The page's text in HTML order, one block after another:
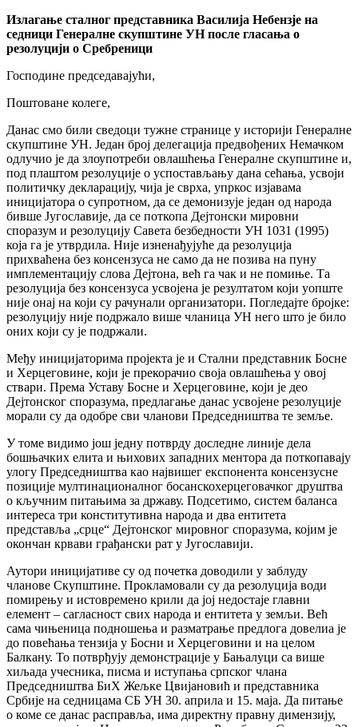
Излагање сталног представника Василија Небензје на
седници Генералне скупштине УН после гласања о
резолуцији о Сребреници
Господине председавајући,
Поштоване колеге,
Данас смо били сведоци тужне странице у историји Генералне
скупштине УН. Један број делегација предвођених Немачком
одлучио је да злоупотреби овлашћења Генералне скупштине и,
под плаштом резолуције о успостављању дана сећања, усвоји
политичку декларацију, чија је сврха, упркос изјавама
иницијатора о супротном, да се демонизује један од народа
бивше Југославије, да се поткопа Дејтонски мировни
споразум и резолуцију Савета безбедности УН 1031 (1995)
која га је утврдила. Није изненађујуће да резолуција
прихваћена без консензуса не само да не позива на пуну
имплементацију слова Дејтона, већ га чак и не помиње. Та
резолуција без консензуса усвојена је резултатом који уопште
није онај на који су рачунали организатори. Погледајте бројке:
резолуцију није подржало више чланица УН него што је било
оних који су је подржали.
Међу иницијаторима пројекта је и Стални представник Босне
и Херцеговине, који је прекорачио своја овлашћења у овој
ствари. Према Уставу Босне и Херцеговине, који је део
Дејтонског споразума, предлагање данас усвојене резолуције
морали су да одобре сви чланови Председништва те земље.
У томе видимо још једну потврду доследне линије дела
бошњачких елита и њихових западних ментора да поткопавају
улогу Председништва као највишег експонента консензусне
позиције мултинационалног босанскохерцеговачког друштва
о кључним питањима за државу. Подсетимо, систем баланса
интереса три конститутивна народа и два ентитета
представља „срце“ Дејтонског мировног споразума, којим је
окончан крвави грађански рат у Југославији.
Аутори иницијативе су од почетка доводили у заблуду
чланове Скупштине. Прокламовали су да резолуција води
помирењу и истовремено крили да јој недостаје главни
елемент – сагласност свих народа и ентитета у земљи. Већ
сама чињеница подношења и разматрање предлога довелиа је
до повећања тензија у Босни и Херцеговини и на целом
Балкану. То потврђују демонстрације у Бањалуци са више
хиљада учесника, писма и иступања српског члана
Председништва БиХ Жељке Цвијановић и представника
Србије на седницама СБ УН 30. априла и 15. маја. Да питање
о коме се данас расправља, има директну правну димензију,